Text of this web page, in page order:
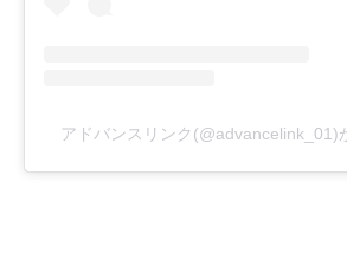
アドバンスリンク(@advancelink_01)